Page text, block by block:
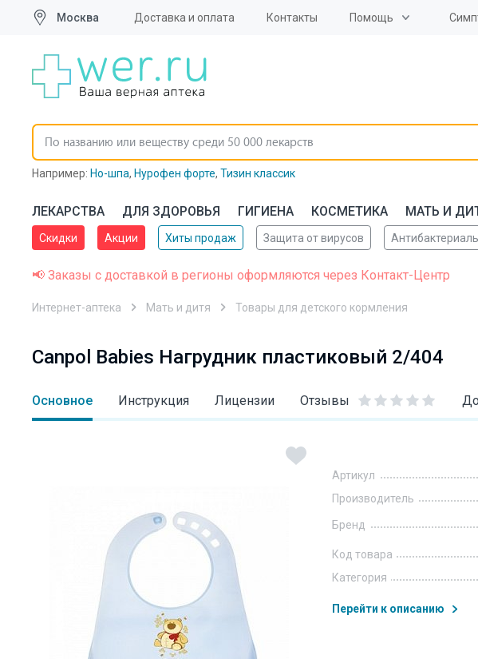
Москва Доставка и оплата Контакты Помощь
Например: Но-шпа, Нурофен форте, Тизин классик
ЛЕКАРСТВА ДЛЯ ЗДОРОВЬЯ ГИГИЕНА КОСМЕТИКА МАТЬ И
Скидки Акции Хиты продаж Защита от вирусов
📢 Заказы с доставкой в регионы оформляются через Контакт-Центр
Интернет-аптека Мать и дитя Товары для детского кормления
Canpol Babies Нагрудник пластиковый 2/404
Основное Инструкция Лицензии Отзывы
Артикул
Производитель
Бренд
Код товара
Категория
Перейти к описанию